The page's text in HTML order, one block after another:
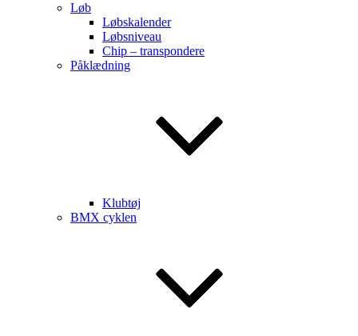
Løb
Løbskalender
Løbsniveau
Chip – transpondere
Påklædning
Klubtøj
BMX cyklen